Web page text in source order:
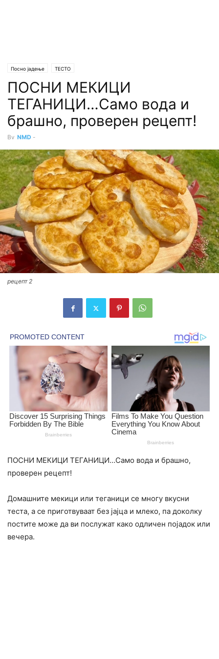
Посно јадење ТЕСТО
ПОСНИ МЕКИЦИ
ТЕГАНИЦИ…Само вода и
брашно, проверен рецепт!
By NMD -
рецепт 2
ПОСНИ МЕКИЦИ ТЕГАНИЦИ…Само вода и брашно,
проверен рецепт!
Домашните мекици или теганици се многу вкусни
теста, а се приготвуваат без јајца и млеко, па доколку
постите може да ви послужат како одличен појадок или
вечера.